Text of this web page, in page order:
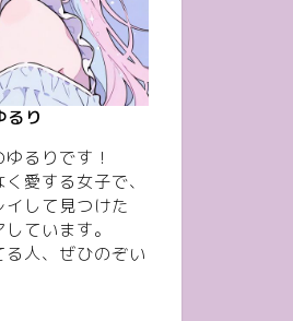
るり
るりです！
愛する女子で、
して見つけた
ています。
人、ぜひのぞい